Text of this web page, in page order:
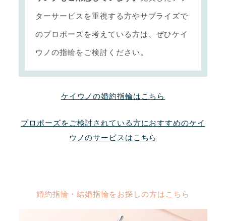
ターサービスを重視する方やサプライズで
のプロポーズを考えている方は、ぜひケイ
ウノの指輪をご検討ください。
ケイウノの婚約指輪はこちら
プロポーズをご検討されている方におすすめのケイ
ウノのサービスはこちら
婚約指輪・結婚指輪をお探しの方はこちら